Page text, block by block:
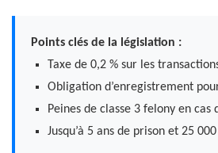
Points clés de la législation :
Taxe de 0,2 % sur les
Obligation d’enregistrement
Peines de classe 3 felony en
Jusqu’à 5 ans de prison et 25